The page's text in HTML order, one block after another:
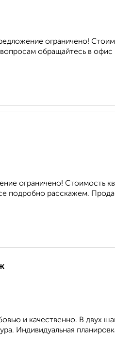
ограничено!
обращайтесь в
ограничено! Стоимость
подробно расскажем.
и качественно. В двух
Индивидуальная